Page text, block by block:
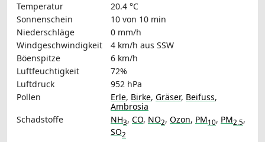
Temperatur
20.4 °C
Sonnenschein
10 von 10 min
Niederschläge
0 mm/h
Windgeschwindigkeit
4 km/h aus SSW
Böenspitze
6 km/h
Luftfeuchtigkeit
72%
Luftdruck
952 hPa
Pollen
Erle, Birke, Gräser, Beifuss,
Ambrosia
Schadstoffe
NH3, CO, NO2, Ozon, PM10, PM2.5,
SO2